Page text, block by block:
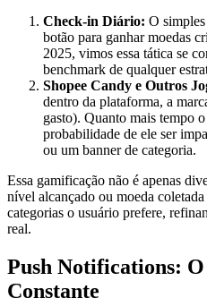
Check-in Diário: O
botão para ganhar moedas
2025, vimos essa tática se
benchmark de qualquer
Shopee Candy e Outros
dentro da plataforma, a
gasto). Quanto mais tempo
probabilidade de ele ser
ou um banner de categoria.
Essa gamificação não é apenas
nível alcançado ou moeda
categorias o usuário prefere,
real.
Push Notifications:
Constante